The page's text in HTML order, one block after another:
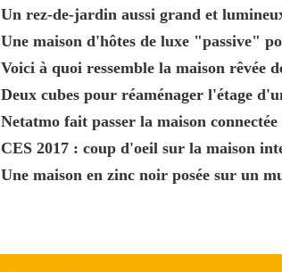
Un rez-de-jardin aussi grand et
Une maison d'hôtes de luxe "passive"
Voici à quoi ressemble la maison rêvée
Deux cubes pour réaménager l'étage
Netatmo fait passer la maison
CES 2017 : coup d'oeil sur la maison
Une maison en zinc noir posée sur un